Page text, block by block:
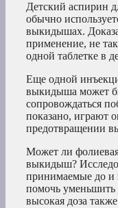
Детский аспирин
обычно
выкидышах.
применение, не
одной таблетке в
Еще одной
выкидыша может
сопровождаться
показано, играют
предотвращении
Может ли
выкидыш?
принимаемые до и
помочь уменьшить
высокая доза